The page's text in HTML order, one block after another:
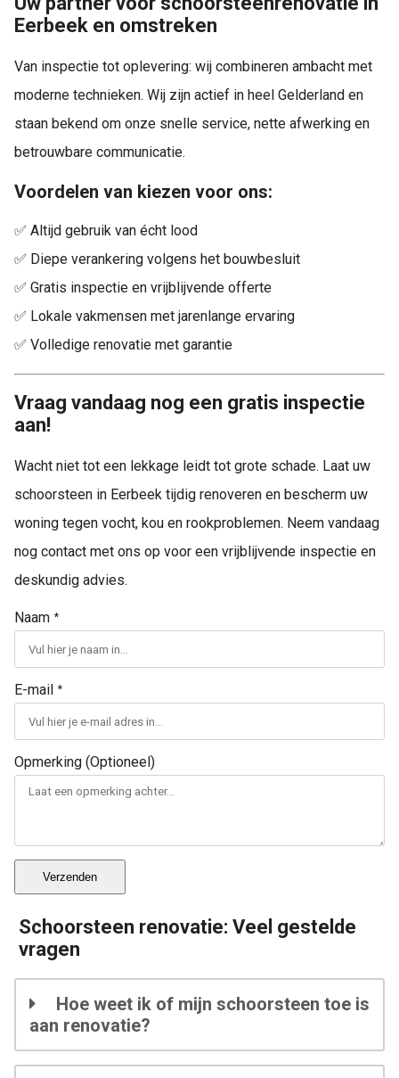
Eerbeek en omstreken
Van inspectie tot oplevering: wij combineren ambacht met
moderne technieken. Wij zijn actief in heel Gelderland en
staan bekend om onze snelle service, nette afwerking en
betrouwbare communicatie.
Voordelen van kiezen voor ons:
✅ Altijd gebruik van écht lood
✅ Diepe verankering volgens het bouwbesluit
✅ Gratis inspectie en vrijblijvende offerte
✅ Lokale vakmensen met jarenlange ervaring
✅ Volledige renovatie met garantie
Vraag vandaag nog een gratis inspectie
aan!
Wacht niet tot een lekkage leidt tot grote schade. Laat uw
schoorsteen in Eerbeek tijdig renoveren en bescherm uw
woning tegen vocht, kou en rookproblemen. Neem vandaag
nog contact met ons op voor een vrijblijvende inspectie en
deskundig advies.
Naam *
E-mail *
Opmerking (Optioneel)
Verzenden
Schoorsteen renovatie: Veel gestelde
vragen
Hoe weet ik of mijn schoorsteen toe is
aan renovatie?